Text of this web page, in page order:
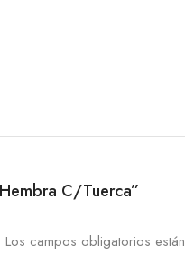
C/Tuerca”
Los campos obligatorios están